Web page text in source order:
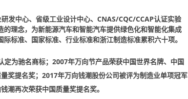
发中心、省级工业设计中心、 CNAS/CQC/CCAP认证实验
理念，为新能源汽车和智能汽车提供绿色化和智能化集成
标准、国家标准、行业标准和浙江制造标准累积六十项。
定为驰名商标； 2007年万向节产品荣获中国世界名牌、中国
奖提名奖； 2017年万向钱潮股份公司被评为制造业单项冠军
潮再次荣获中国质量奖提名奖。